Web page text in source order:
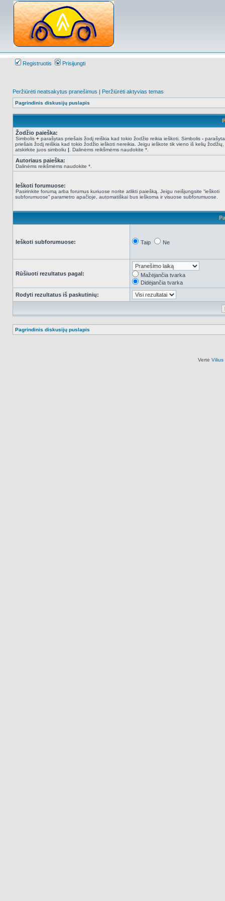
Registruotis Prisijungti
Peržiūrėti neatsakytus pranešimus | Peržiūrėti aktyvias temas
Pagrindinis diskusijų puslapis
Žodžio paieška:
Simbolis + parašytas priešais žodį reiškia kad tokio žodžio reikia ieškoti. Simbolis -
priešais žodį reiškia kad tokio žodžio ieškoti nereikia. Jeigu ieškote tik vieno iš kelių žodžių,
atskirkite juos simboliu | . Dalinėms reikšmėms naudokite *.
Autoriaus paieška:
Dalinėms reikšmėms naudokite *.
Ieškoti forumuose:
Pasirinkite forumą arba forumus kuriuose norite atlikti paiešką. Jeigu neišjungsite “ieškoti
subforumuose“ parametro apačioje, automatiškai bus ieškoma ir visuose subforumuose.
Ieškoti subforumuose: Taip Ne
Rūšiuoti rezultatus pagal:
Mažėjančia tvarka
Didėjančia tvarka
Rodyti rezultatus iš paskutinių:
Pagrindinis diskusijų puslapis
Vertė Vilius